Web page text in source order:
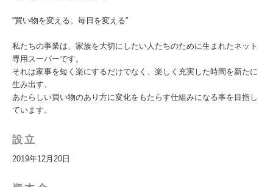
“買い物を変える。毎日を変える”
私たちの事業は、家族を大切にしたい人たちのために生まれたネット
専用スーパーです。
それは家事を短く楽にするだけでなく、楽しく充実した時間を新たに
生み出す、
あたらしい買い物のあり方に変化をもたらす仕組みになる事を目指し
ています。
設立
2019年12月20日